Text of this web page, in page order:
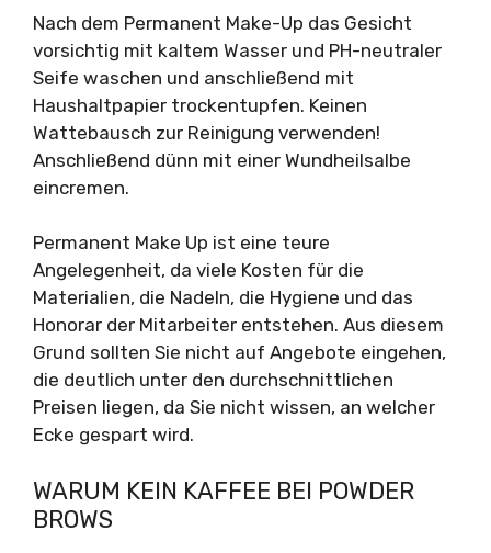
Nach dem Permanent Make-Up das Gesicht
vorsichtig mit kaltem Wasser und PH-neutraler
Seife waschen und anschließend mit
Haushaltpapier trockentupfen. Keinen
Wattebausch zur Reinigung verwenden!
Anschließend dünn mit einer Wundheilsalbe
eincremen.
Permanent Make Up ist eine teure
Angelegenheit, da viele Kosten für die
Materialien, die Nadeln, die Hygiene und das
Honorar der Mitarbeiter entstehen. Aus diesem
Grund sollten Sie nicht auf Angebote eingehen,
die deutlich unter den durchschnittlichen
Preisen liegen, da Sie nicht wissen, an welcher
Ecke gespart wird.
WARUM KEIN KAFFEE BEI POWDER
BROWS